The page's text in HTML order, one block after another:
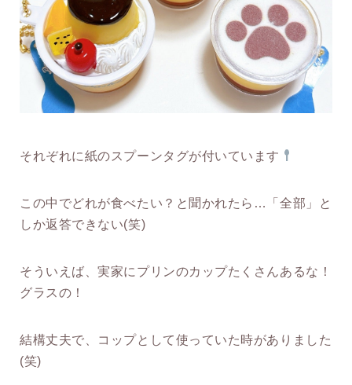
それぞれに紙のスプーンタグが付いています
この中でどれが食べたい？と聞かれたら…「全部」と
しか返答できない(笑)
そういえば、実家にプリンのカップたくさんあるな！
グラスの！
結構丈夫で、コップとして使っていた時がありました
(笑)